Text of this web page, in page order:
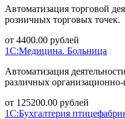
Автоматизация торговой
розничных торговых точек.
от 4400.00 рублей
1С:Медицина. Больница
Автоматизация
различных
от 125200.00 рублей
1С:Бухгалтерия